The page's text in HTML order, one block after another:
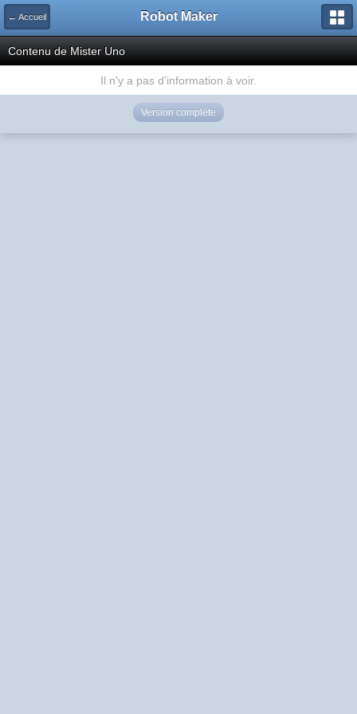
← Accueil Robot Maker
Contenu de Mister Uno
Il n'y a pas d'information à voir.
Version complète